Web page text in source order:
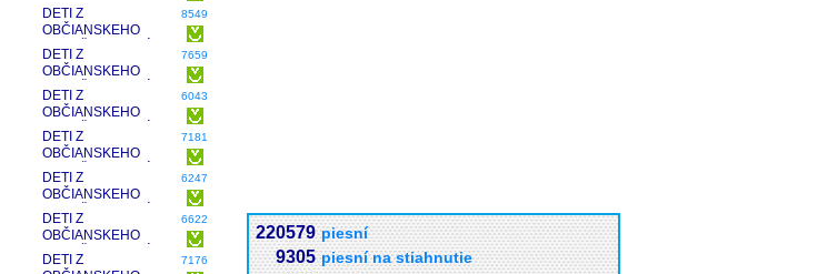
DETI Z
OBČIANSKEHO
ZDRUŽENIA DIVÉ
MAKY -
CIGÁNSKY
BAŠAVEL 2012
8549
DETI Z
OBČIANSKEHO
ZDRUŽENIA DIVÉ
MAKY -
CIGÁNSKY
BAŠAVEL 2012
7659
DETI Z
OBČIANSKEHO
ZDRUŽENIA DIVÉ
MAKY -
CIGÁNSKY
BAŠAVEL 2012
6043
DETI Z
OBČIANSKEHO
ZDRUŽENIA DIVÉ
MAKY -
CIGÁNSKY
BAŠAVEL 2012
7181
DETI Z
OBČIANSKEHO
ZDRUŽENIA DIVÉ
MAKY -
CIGÁNSKY
BAŠAVEL 2012
6247
DETI Z
OBČIANSKEHO
ZDRUŽENIA DIVÉ
MAKY -
6622
DETI Z
7176
220579 piesní
9305 piesní na stiahnutie